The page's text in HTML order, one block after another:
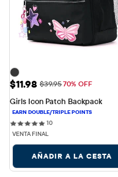
Precio de venta: $11.98
$11.98
Girls Icon Patch Backpack
1010 reviews
VENTA FINAL
AÑADIR A LA CESTA
AUTORIZACIÓN